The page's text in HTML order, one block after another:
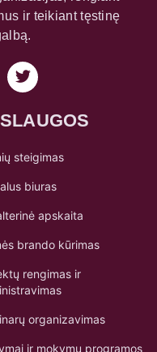
ir teikiant tęstinę
steigimas
biuras
apskaita
brando kūrimas
rengimas ir
organizavimas
ir mokymų programos